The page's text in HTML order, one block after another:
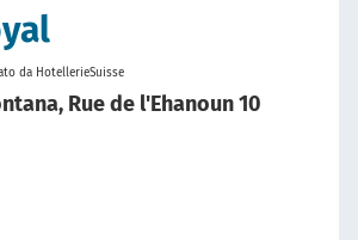
da HotellerieSuisse
Rue de l'Ehanoun 10